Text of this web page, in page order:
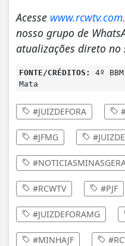
Acesse
nosso grupo de
atualizações direto no
FONTE/CRÉDITOS:
4º
Mata
#JUIZDEFORA
#JFMG
#RCWTV #PJF
#JUIZDEFORAMG
#MINHAJF